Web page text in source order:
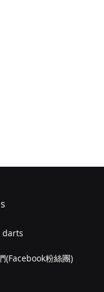
darts
(Facebook粉絲團)